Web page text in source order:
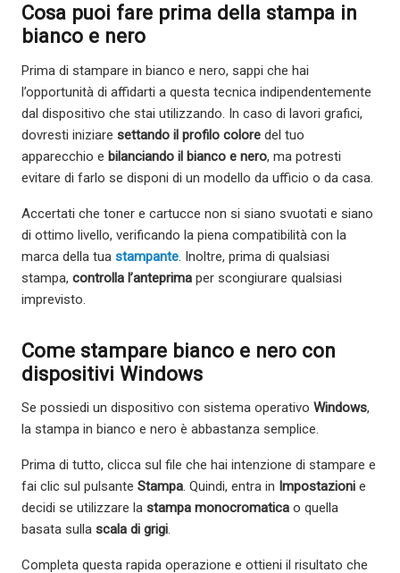
Cosa puoi fare prima della stampa in
bianco e nero
Prima di stampare in bianco e nero, sappi che hai
l’opportunità di affidarti a questa tecnica indipendentemente
dal dispositivo che stai utilizzando. In caso di lavori grafici,
dovresti iniziare settando il profilo colore del tuo
apparecchio e bilanciando il bianco e nero, ma potresti
evitare di farlo se disponi di un modello da ufficio o da casa.
Accertati che toner e cartucce non si siano svuotati e siano
di ottimo livello, verificando la piena compatibilità con la
marca della tua stampante. Inoltre, prima di qualsiasi
stampa, controlla l’anteprima per scongiurare qualsiasi
imprevisto.
Come stampare bianco e nero con
dispositivi Windows
Se possiedi un dispositivo con sistema operativo Windows,
la stampa in bianco e nero è abbastanza semplice.
Prima di tutto, clicca sul file che hai intenzione di stampare e
fai clic sul pulsante Stampa. Quindi, entra in Impostazioni e
decidi se utilizzare la stampa monocromatica o quella
basata sulla scala di grigi.
Completa questa rapida operazione e ottieni il risultato che